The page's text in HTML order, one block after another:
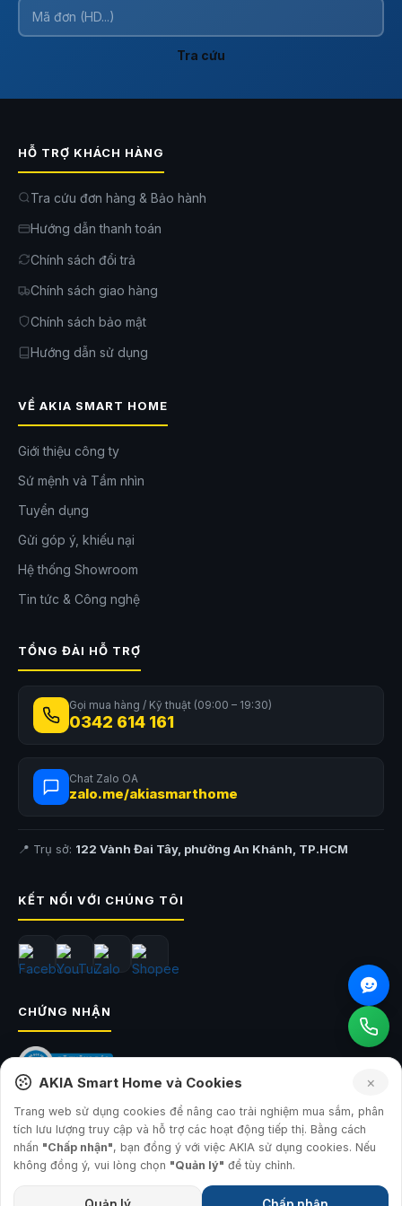
một cách thuận tiện nhất.
3 phiên bản tùy chọn
Sản phẩm gồm nút công tắc đơn, thích hợp để sử dụng với 1 thiết
bị đèn, nút công tắc đôi để điều khiển 2 thiết bị đèn khác nhau và nút
Công tắc Yeelight SLISAON âm tường điều khiển đèn
YLKG13YL– 2 nút
Thiết kế đơn giản, dễ lắp đặt
với việc được gia công từ vật liệu PC chống cháy cao cấp, công tắc có
thể chịu được nhiệt độ cao, đảm bảo độ bền, hỗ trợ chống va đập và
Công tắc Yeelight SLISAON âm tường điều khiển đèn
Tra cứu
HỖ TRỢ KHÁCH HÀNG
Tra cứu đơn hàng & Bảo hành
Hướng dẫn thanh toán
Chính sách đổi trả
Chính sách giao hàng
Chính sách bảo mật
Hướng dẫn sử dụng
VỀ AKIA SMART HOME
Giới thiệu công ty
Sứ mệnh và Tầm nhìn
Tuyển dụng
Gửi góp ý, khiếu nại
Hệ thống Showroom
Tin tức & Công nghệ
TỔNG ĐÀI HỖ TRỢ
Gọi mua hàng / Kỹ thuật (09:00 – 19:30)
0342 614 161
Chat Zalo OA
zalo.me/akiasmarthome
📍 Trụ sở: 122 Vành Đai Tây, phường An Khánh, TP.HCM
KẾT NỐI VỚI CHÚNG TÔI
CHỨNG NHẬN
© 2026AKIA Smart Home— Công ty TNHH Sản Xuất và Đầu Tư AKIA
GPKD: 0315793560 · Sở KH&ĐT TP.HCM · 17.07.2019
AKIA Smart Home và Cookies ×
Trang web sử dụng cookies để nâng cao trải nghiệm mua sắm, phân
tích lưu lượng truy cập và hỗ trợ các hoạt động tiếp thị. Bằng cách
nhấn "Chấp nhận", bạn đồng ý với việc AKIA sử dụng cookies. Nếu
không đồng ý, vui lòng chọn "Quản lý" để tùy chỉnh.